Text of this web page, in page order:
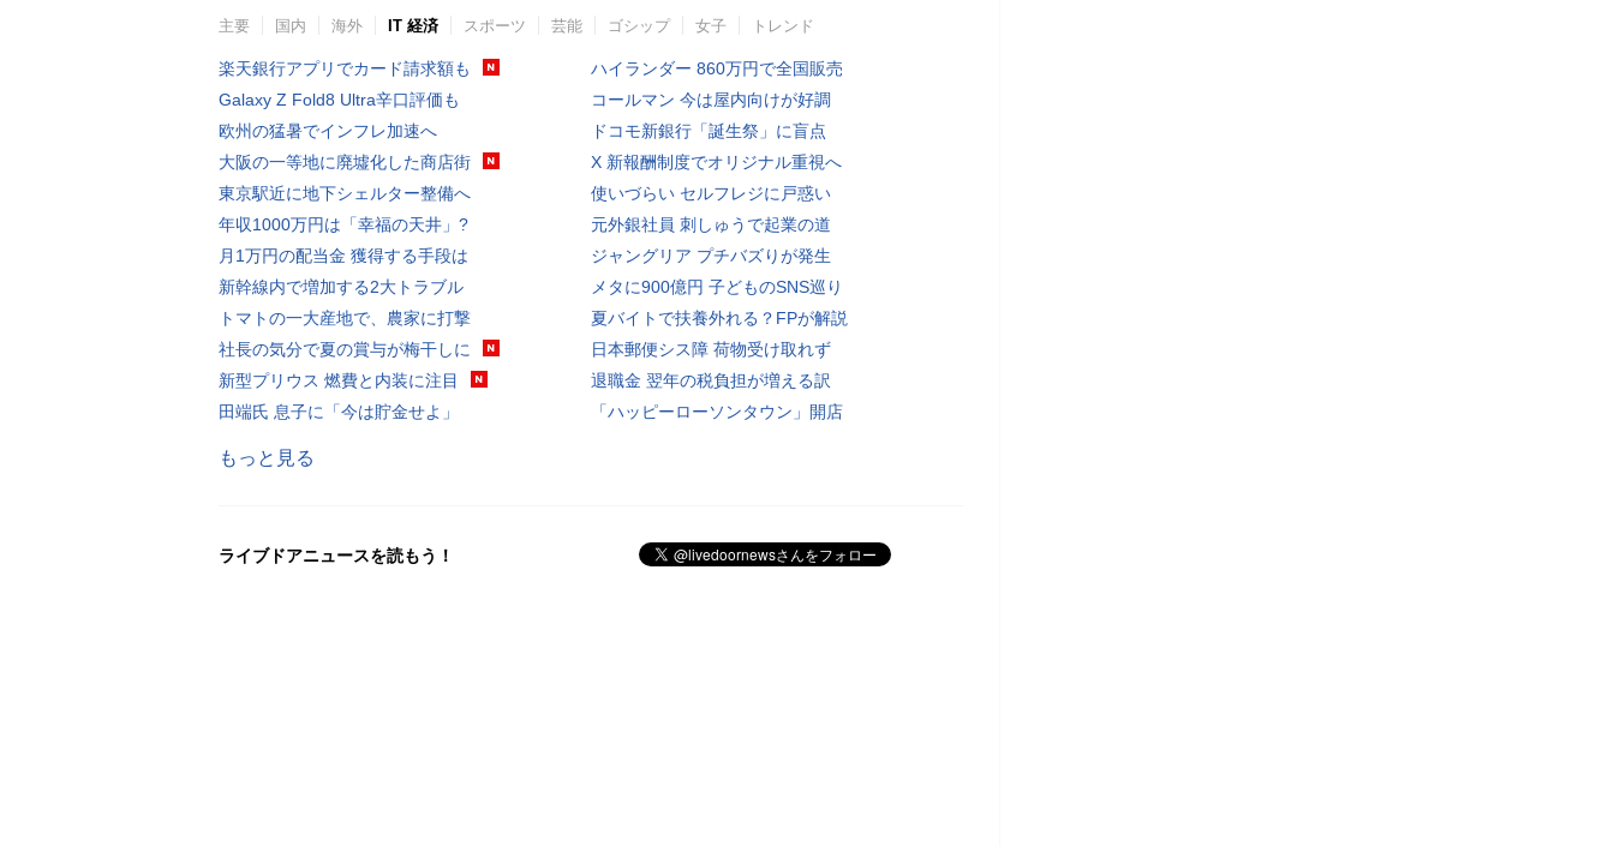
主要 国内 海外 IT 経済 スポーツ 芸能 ゴシップ 女子 トレンド
楽天銀行アプリでカード請求額も
Galaxy Z Fold8 Ultra辛口評価も
欧州の猛暑でインフレ加速へ
大阪の一等地に廃墟化した商店街
東京駅近に地下シェルター整備へ
年収1000万円は「幸福の天井」?
月1万円の配当金 獲得する手段は
新幹線内で増加する2大トラブル
トマトの一大産地で、農家に打撃
社長の気分で夏の賞与が梅干しに
新型プリウス 燃費と内装に注目
田端氏 息子に「今は貯金せよ」
ハイランダー 860万円で全国販売
コールマン 今は屋内向けが好調
ドコモ新銀行「誕生祭」に盲点
X 新報酬制度でオリジナル重視へ
使いづらい セルフレジに戸惑い
元外銀社員 刺しゅうで起業の道
ジャングリア プチバズりが発生
メタに900億円 子どものSNS巡り
夏バイトで扶養外れる？FPが解説
日本郵便シス障 荷物受け取れず
退職金 翌年の税負担が増える訳
「ハッピーローソンタウン」開店
もっと見る
ライブドアニュースを読もう！